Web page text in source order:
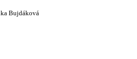
Bujdáková